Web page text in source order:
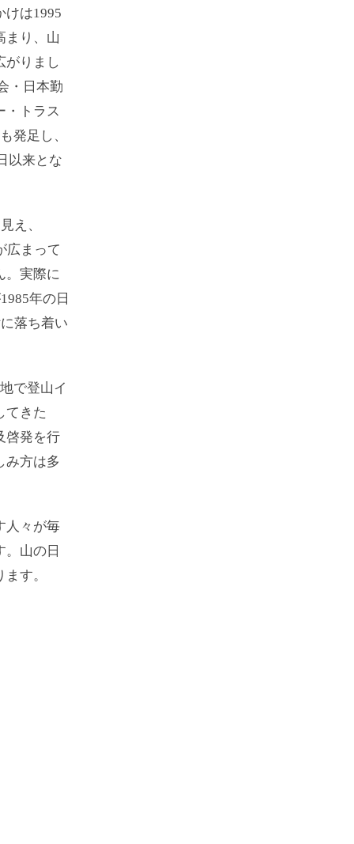
けは1995
まり、山
がりまし
・日本勤
・トラス
発足し、
以来とな
え、
広まって
。実際に
年の日
落ち着い
で登山イ
てきた
啓発を行
み方は多
人々が毎
山の日
す。